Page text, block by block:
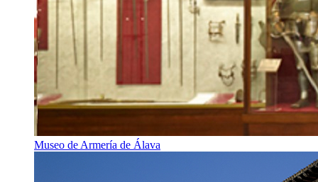
Museo de Armería de Álava